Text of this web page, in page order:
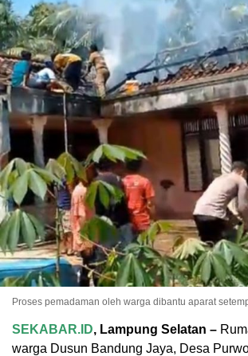
Proses pemadaman oleh warga dibantu aparat
SEKABAR.ID, Lampung Selatan –
warga Dusun Bandung Jaya, Desa